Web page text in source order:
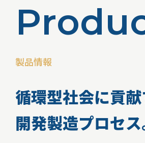
Produ
製品情報
循環型社会に貢
開発製造プロセス